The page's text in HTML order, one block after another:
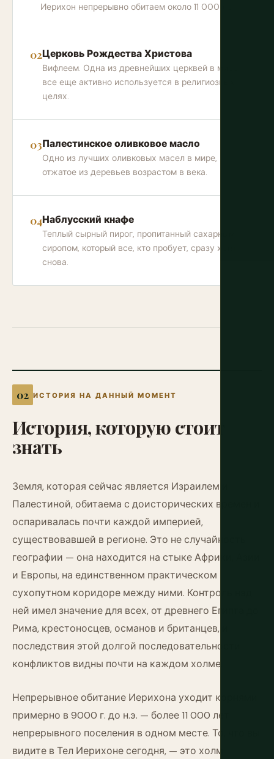
Иерихон непрерывно обитаем около 11 000 лет.
Церковь Рождества Христова
Вифлеем. Одна из древнейших церквей в мире,
все еще активно используется в религиозных
целях.
Палестинское оливковое масло
Одно из лучших оливковых масел в мире,
отжатое из деревьев возрастом в века.
Наблусский кнафе
Теплый сырный пирог, пропитанный сахарным
сиропом, который все, кто пробует, сразу хотят
снова.
ИСТОРИЯ НА ДАННЫЙ МОМЕНТ
История,которуюстоит
знать
Земля, которая сейчас является Израилем и
Палестиной, обитаема с доисторических времен и
оспаривалась почти каждой империей,
существовавшей в регионе. Это не случайность
географии — она находится на стыке Африки, Азии
и Европы, на единственном практическом
сухопутном коридоре между ними. Контроль над
ней имел значение для всех, от древнего Египта до
Рима, крестоносцев, османов и британцев, и
последствия этой долгой последовательности
конфликтов видны почти на каждом холме.
Непрерывное обитание Иерихона уходит корнями
примерно в 9000 г. до н.э. — более 11 000 лет
непрерывного поселения в одном месте. То, что вы
видите в Тел Иерихоне сегодня, — это холм